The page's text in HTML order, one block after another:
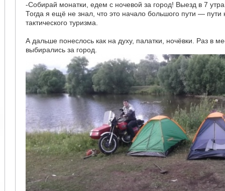
-Собирай монатки, едем с ночевой за город! Выезд в 7
Тогда я ещё не знал, что это начало большого пути — пути
тактического туризма.
А дальше понеслось как на духу, палатки, ночёвки. Раз в
выбирались за город.